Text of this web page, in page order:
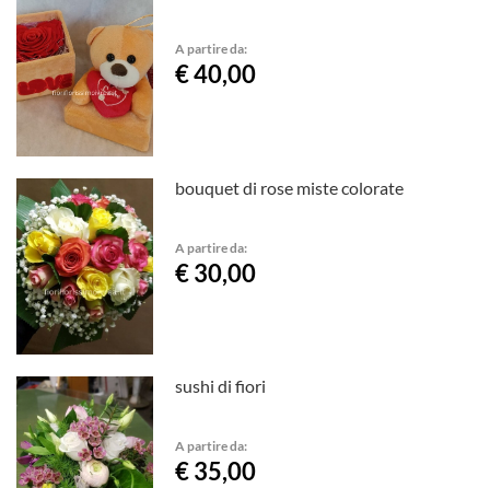
A partire da:
€ 40,00
bouquet di rose miste colorate
A partire da:
€ 30,00
sushi di fiori
A partire da:
€ 35,00